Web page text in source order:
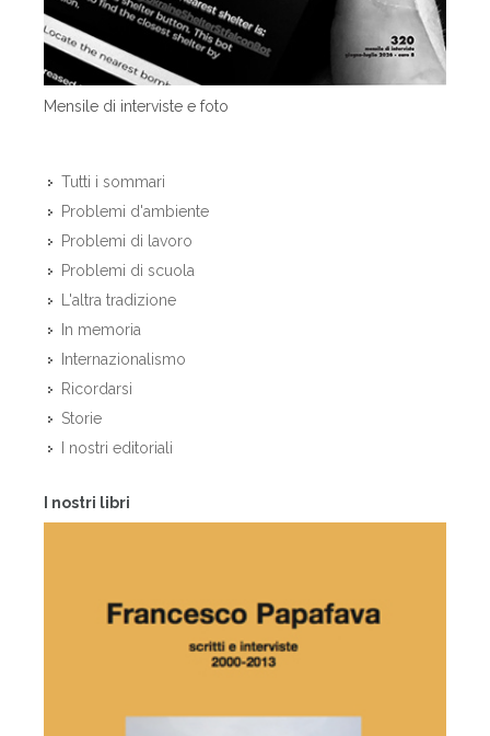
Mensile di interviste e foto
Tutti i sommari
Problemi d'ambiente
Problemi di lavoro
Problemi di scuola
L'altra tradizione
In memoria
Internazionalismo
Ricordarsi
Storie
I nostri editoriali
I nostri libri